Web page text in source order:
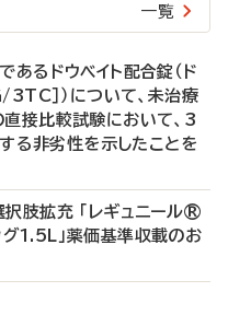
一覧
あるドウベイト配合錠（ド
］）について、未治療
接比較試験において、3
非劣性を示したことを
肢拡充 「レギュニール®
1.5L」薬価基準収載のお